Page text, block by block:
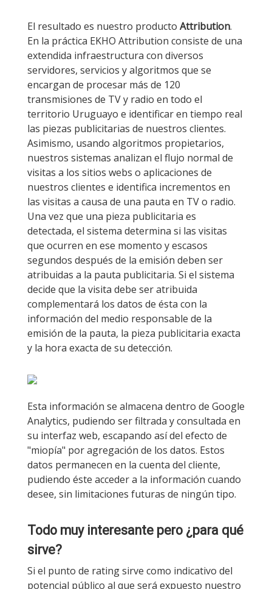
El resultado es nuestro producto Attribution.
En la práctica EKHO Attribution consiste de una
extendida infraestructura con diversos
servidores, servicios y algoritmos que se
encargan de procesar más de 120
transmisiones de TV y radio en todo el
territorio Uruguayo e identificar en tiempo real
las piezas publicitarias de nuestros clientes.
Asimismo, usando algoritmos propietarios,
nuestros sistemas analizan el flujo normal de
visitas a los sitios webs o aplicaciones de
nuestros clientes e identifica incrementos en
las visitas a causa de una pauta en TV o radio.
Una vez que una pieza publicitaria es
detectada, el sistema determina si las visitas
que ocurren en ese momento y escasos
segundos después de la emisión deben ser
atribuidas a la pauta publicitaria. Si el sistema
decide que la visita debe ser atribuida
complementará los datos de ésta con la
información del medio responsable de la
emisión de la pauta, la pieza publicitaria exacta
y la hora exacta de su detección.
Esta información se almacena dentro de Google
Analytics, pudiendo ser filtrada y consultada en
su interfaz web, escapando así del efecto de
"miopía" por agregación de los datos. Estos
datos permanecen en la cuenta del cliente,
pudiendo éste acceder a la información cuando
desee, sin limitaciones futuras de ningún tipo.
Todo muy interesante pero ¿para qué
sirve?
Si el punto de rating sirve como indicativo del
potencial público al que será expuesto nuestro